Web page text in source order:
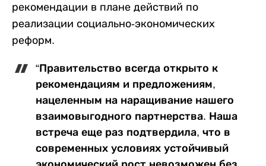
рекомендации в плане действий по
реализации социально-экономических
реформ.
“Правительство всегда открыто к
рекомендациям и предложениям,
нацеленным на наращивание нашего
взаимовыгодного партнерства. Наша
встреча еще раз подтвердила, что в
современных условиях устойчивый